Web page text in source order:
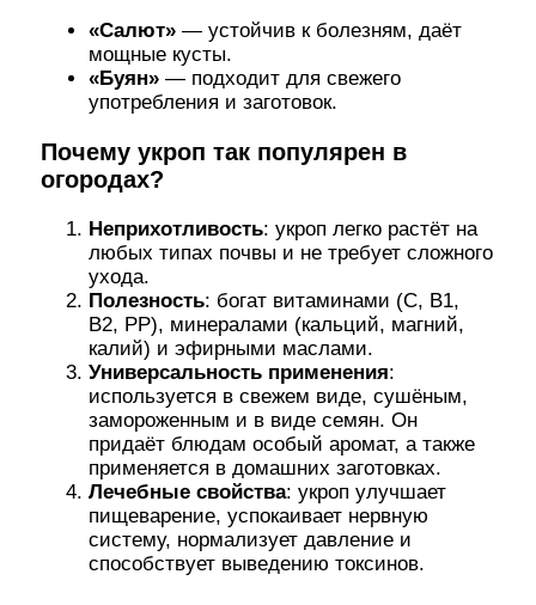
«Салют» — устойчив к болезням, даёт
мощные кусты.
«Буян» — подходит для свежего
употребления и заготовок.
Почему укроп так популярен в
огородах?
Неприхотливость: укроп легко растёт на
любых типах почвы и не требует сложного
ухода.
Полезность: богат витаминами (С, В1,
В2, РР), минералами (кальций, магний,
калий) и эфирными маслами.
Универсальность применения:
используется в свежем виде, сушёным,
замороженным и в виде семян. Он
придаёт блюдам особый аромат, а также
применяется в домашних заготовках.
Лечебные свойства: укроп улучшает
пищеварение, успокаивает нервную
систему, нормализует давление и
способствует выведению токсинов.